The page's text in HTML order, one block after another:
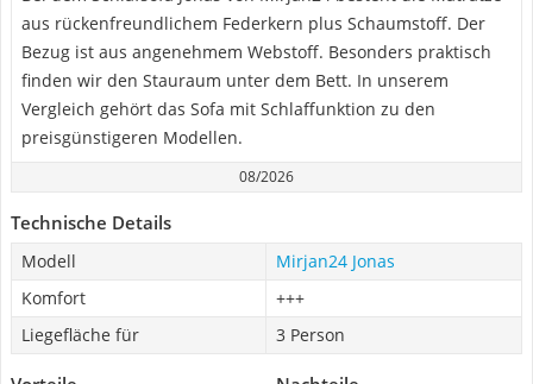
aus rückenfreundlichem Federkern plus Schaumstoff. Der
Bezug ist aus angenehmem Webstoff. Besonders praktisch
finden wir den Stauraum unter dem Bett. In unserem
Vergleich gehört das Sofa mit Schlaffunktion zu den
preisgünstigeren Modellen.
08/2026
Technische Details
Modell
Mirjan24 Jonas
Komfort
+++
Liegefläche für
3 Person